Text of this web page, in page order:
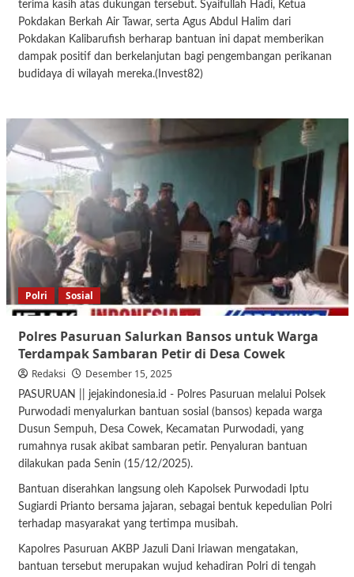
terima kasih atas dukungan tersebut. Syaifullah Hadi, Ketua
Pokdakan Berkah Air Tawar, serta Agus Abdul Halim dari
Pokdakan Kalibarufish berharap bantuan ini dapat memberikan
dampak positif dan berkelanjutan bagi pengembangan perikanan
budidaya di wilayah mereka.(Invest82)
Polri Sosial
Polres Pasuruan Salurkan Bansos untuk Warga
Terdampak Sambaran Petir di Desa Cowek
Redaksi Desember 15, 2025
PASURUAN || jejakindonesia.id - Polres Pasuruan melalui Polsek
Purwodadi menyalurkan bantuan sosial (bansos) kepada warga
Dusun Sempuh, Desa Cowek, Kecamatan Purwodadi, yang
rumahnya rusak akibat sambaran petir. Penyaluran bantuan
dilakukan pada Senin (15/12/2025).
Bantuan diserahkan langsung oleh Kapolsek Purwodadi Iptu
Sugiardi Prianto bersama jajaran, sebagai bentuk kepedulian Polri
terhadap masyarakat yang tertimpa musibah.
Kapolres Pasuruan AKBP Jazuli Dani Iriawan mengatakan,
bantuan tersebut merupakan wujud kehadiran Polri di tengah